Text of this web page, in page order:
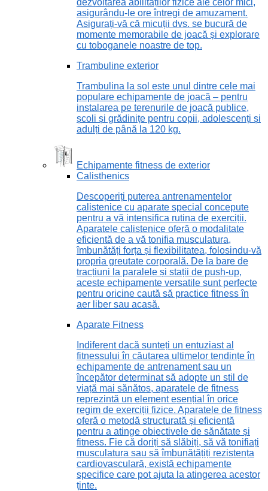
dezvoltarea abilităților fizice ale celor mici,
asigurându-le ore întregi de amuzament.
Asigurați-vă că micuții dvs. se bucură de
momente memorabile de joacă și explorare
cu toboganele noastre de top.
Trambuline exterior
Trambulina la sol este unul dintre cele mai
populare echipamente de joacă – pentru
instalarea pe terenurile de joacă publice,
școli și grădinițe pentru copii, adolescenți și
adulți de până la 120 kg.
Echipamente fitness de exterior
Calisthenics
Descoperiți puterea antrenamentelor
calistenice cu aparate special concepute
pentru a vă intensifica rutina de exerciții.
Aparatele calistenice oferă o modalitate
eficientă de a vă tonifia musculatura,
îmbunătăți forța și flexibilitatea, folosindu-vă
propria greutate corporală. De la bare de
tracțiuni la paralele și stații de push-up,
aceste echipamente versatile sunt perfecte
pentru oricine caută să practice fitness în
aer liber sau acasă.
Aparate Fitness
Indiferent dacă sunteți un entuziast al
fitnessului în căutarea ultimelor tendințe în
echipamente de antrenament sau un
începător determinat să adopte un stil de
viață mai sănătos, aparatele de fitness
reprezintă un element esențial în orice
regim de exerciții fizice. Aparatele de fitness
oferă o metodă structurată și eficientă
pentru a atinge obiectivele de sănătate și
fitness. Fie că doriți să slăbiți, să vă tonifiați
musculatura sau să îmbunătățiți rezistența
cardiovasculară, există echipamente
specifice care pot ajuta la atingerea acestor
ținte.